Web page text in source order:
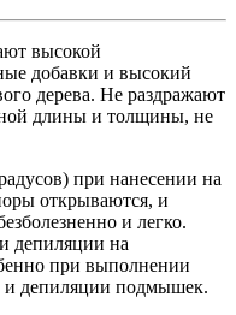
высокой
добавки и высокий
дерева. Не раздражают
длины и толщины, не
при нанесении на
открываются, и
и легко.
депиляции на
при выполнении
и депиляции подмышек.